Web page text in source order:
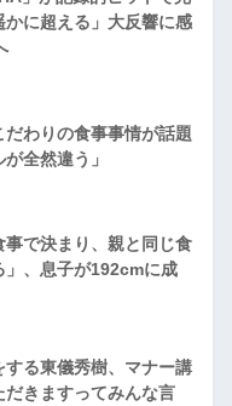
に超える」大反響に感
だわりの食事事情が話題
全然違う」
事で決まり、親と同じ食
」、息子が192cmに成
する東儀秀樹、マナー講
きますってみんな言